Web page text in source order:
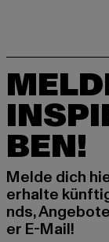
BEN!
Melde dich
erhalte
nds,
er E-Mail!